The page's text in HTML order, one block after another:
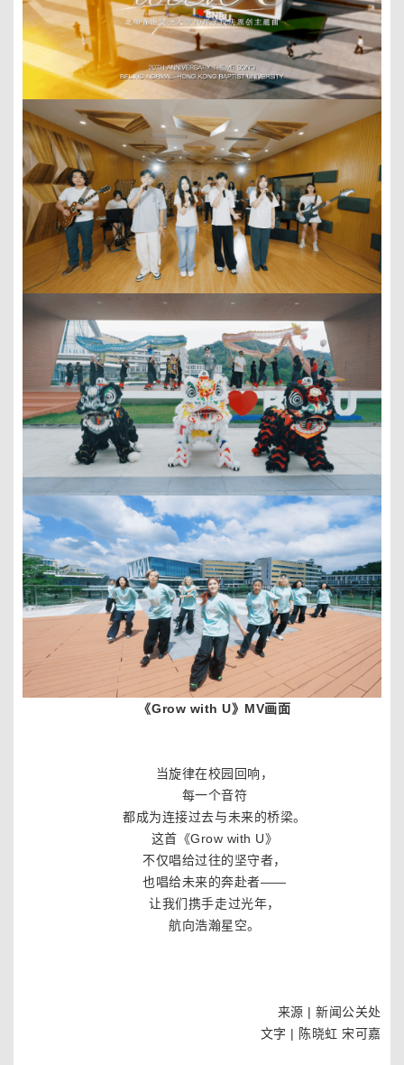
《Grow with U》MV画面
当旋律在校园回响，
每一个音符
都成为连接过去与未来的桥梁。
这首《Grow with U》
不仅唱给过往的坚守者，
也唱给未来的奔赴者——
让我们携手走过光年，
航向浩瀚星空。
来源 | 新闻公关处
文字 | 陈晓虹 宋可嘉